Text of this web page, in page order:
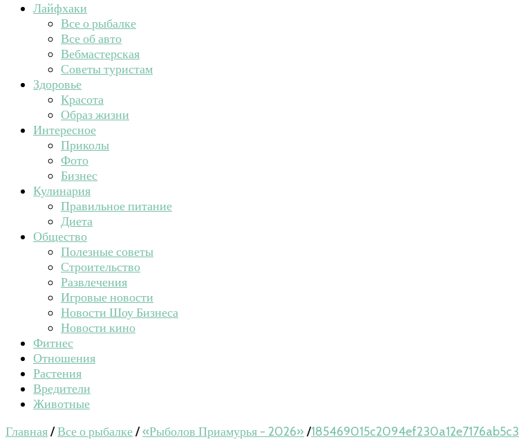
Лайфхаки
Все о рыбалке
Все об авто
Вебмастерская
Советы туристам
Здоровье
Красота
Образ жизни
Интересное
Приколы
Фото
Бизнес
Кулинария
Правильное питание
Диета
Общество
Полезные советы
Строительство
Развлечения
Игровые новости
Новости Шоу Бизнеса
Новости кино
Фитнес
Отношения
Растения
Вредители
Животные
Главная/Все о рыбалке/«Рыболов Приамурья - 2026» /185469015c2094ef230a12e7176ab5c3